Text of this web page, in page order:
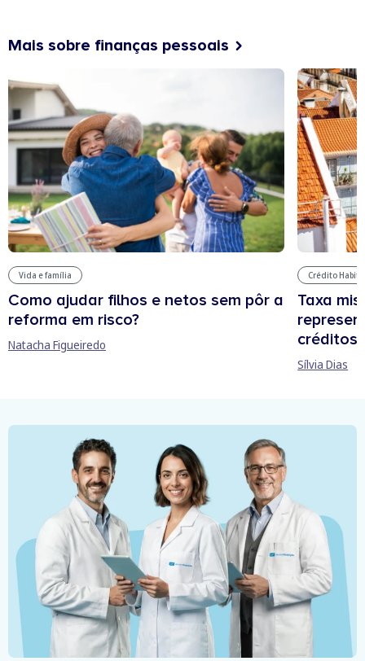
Mais sobre finanças pessoais
Vida e família
Como ajudar filhos e netos sem pôr a
reforma em risco?
Natacha Figueiredo
Crédito
Taxa
créditos
Sílvia Dias